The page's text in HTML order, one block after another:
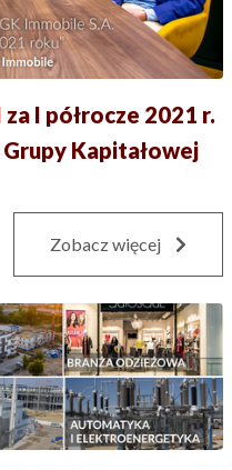
I półrocze 2021 r.
Kapitałowej
Zobacz więcej